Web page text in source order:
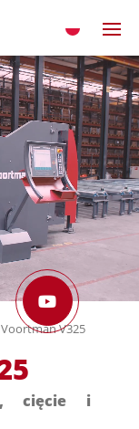
Voortman V325
cięcie i